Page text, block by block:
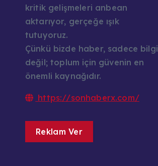
kritik gelişmeleri anbean
aktarıyor, gerçeğe ışık
tutuyoruz.
Çünkü bizde haber, sadece bilgi
değil; toplum için güvenin en
önemli kaynağıdır.
https://sonhaberx.com/
Reklam Ver